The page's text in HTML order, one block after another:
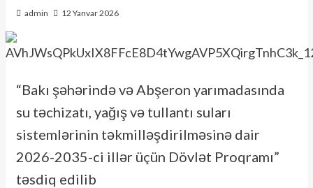
admin 12 Yanvar 2026
“Bakı şəhərində və Abşeron yarımadasında
su təchizatı, yağış və tullantı suları
sistemlərinin təkmilləşdirilməsinə dair
2026-2035-ci illər üçün Dövlət Proqramı”
təsdiq edilib